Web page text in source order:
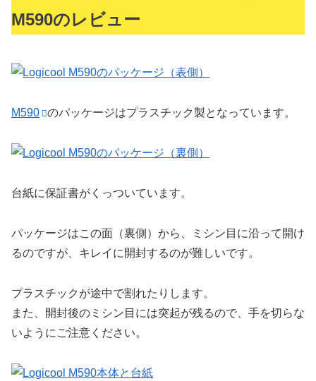
M590のレビュー
M590 のパッケージはプラスチック製となっています。
台紙に保証書がくっついています。
パッケージはこの面（裏側）から、ミシン目に沿って開け
るのですが、キレイに開封するのが難しいです。
プラスチックが途中で割れたりします。
また、開封後のミシン目には突起が残るので、手を切らな
いようにご注意ください。